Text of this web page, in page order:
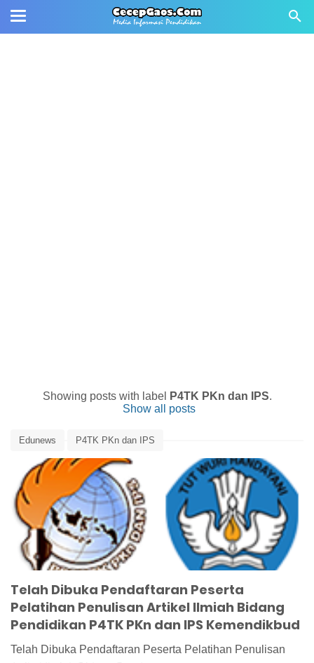
Showing posts with label P4TK PKn dan IPS.
Show all posts
Edunews P4TK PKn dan IPS
Pelatihan Penulisan Artikel Ilmiah
Pelatihan Penulisan Artikel Ilmiah Bidang Pendidikan
Telah Dibuka Pendaftaran Peserta
Pelatihan Penulisan Artikel Ilmiah Bidang
Pendidikan P4TK PKn dan IPS Kemendikbud
Telah Dibuka Pendaftaran Peserta Pelatihan Penulisan